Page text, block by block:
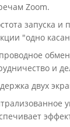
Zoom.
запуска
"одно
и
двух